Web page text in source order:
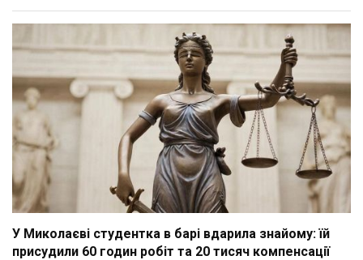
У Миколаєві студентка в барі вдарила знайому: їй
присудили 60 годин робіт та 20 тисяч компенсації